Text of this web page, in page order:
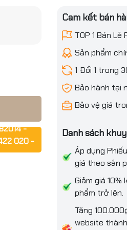
-
020 -
Cam kết bán
TOP 1 Bán Lẻ
Sản phẩm
1 Đổi 1 trong
Bảo hành tại
Bảo vệ giá
Danh sách
Áp dụng
giá theo sản
Giảm giá
phẩm trở lên.
Tặng
website